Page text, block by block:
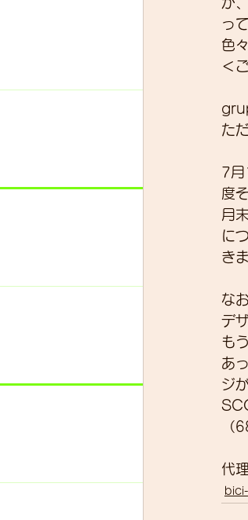
っ
色
＜
た
7月
度
月
に
き
な
デ
も
あ
ジ
（
代